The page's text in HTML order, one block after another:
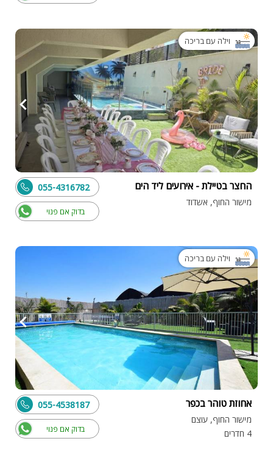
וילה עם בריכה
החצר בטיילת - אירועים ליד הים
מישור החוף, אשדוד
בדוק אם פנוי
055-4316782
וילה עם בריכה
אחוזת טוהר בכפר
מישור החוף, עוצם
4 חדרים
בדוק אם פנוי
055-4538187